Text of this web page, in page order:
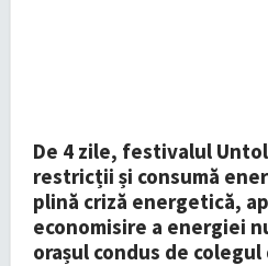
De 4 zile, festivalul
restricții și consumă
plină criză energetică,
economisire a energiei
orașul condus de